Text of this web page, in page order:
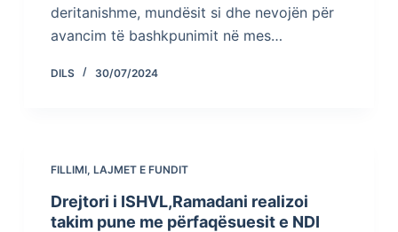
deritanishme, mundësit si dhe nevojën për
avancim të bashkpunimit në mes…
DILS 30/07/2024
FILLIMI, LAJMET E FUNDIT
Drejtori i ISHVL,Ramadani realizoi
takim pune me përfaqësuesit e NDI